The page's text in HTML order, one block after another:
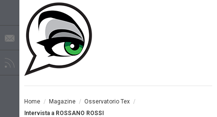
Home / Magazine / Osservatorio Tex /
Intervista a ROSSANO ROSSI